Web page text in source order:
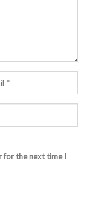
for the next time I